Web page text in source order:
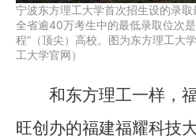
宁波东方理工大学首次招生设的录
全省逾40万考生中的最低录取位次
程”（顶尖）高校。图为东方理工大
工大学官网）
和东方理工一样，
旺创办的福建福耀科技